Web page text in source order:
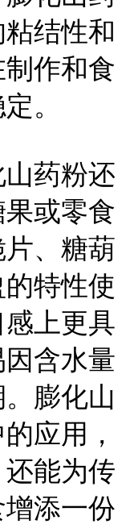
结性和
作和食
。
药粉还
或零食
、糖葫
特性使
上更具
含水量
膨化山
应用，
能为传
添一份